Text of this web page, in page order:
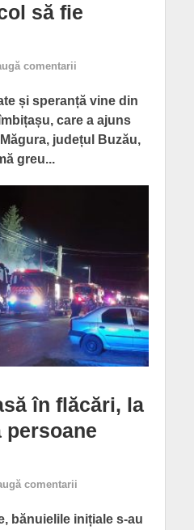
să fie
comentarii
și speranță vine din
care a ajuns
județul Buzău,
greu...
în flăcări, la
persoane
comentarii
bănuielile inițiale s-au